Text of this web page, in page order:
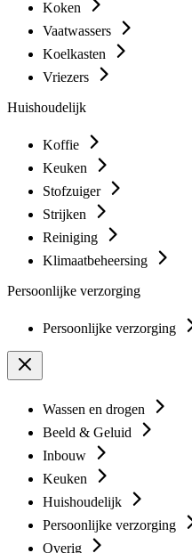
Koken
Vaatwassers
Koelkasten
Vriezers
Huishoudelijk
Koffie
Keuken
Stofzuiger
Strijken
Reiniging
Klimaatbeheersing
Persoonlijke verzorging
Persoonlijke verzorging
Wassen en drogen
Beeld & Geluid
Inbouw
Keuken
Huishoudelijk
Persoonlijke verzorging
Overig